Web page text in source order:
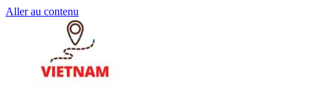
Aller au contenu